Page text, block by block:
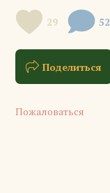
29 52
Поделиться
Пожаловаться